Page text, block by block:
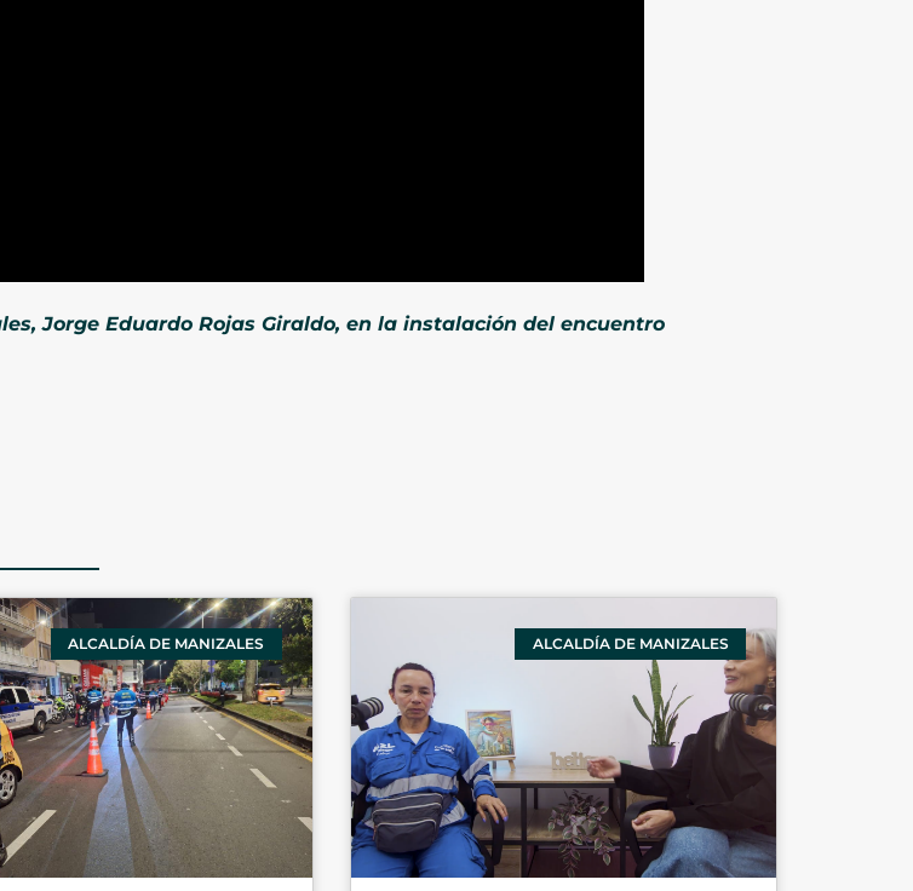
Jorge Eduardo Rojas Giraldo, en la instalación del encuentro
ALCALDÍA DE MANIZALES ALCALDÍA DE MANIZALES